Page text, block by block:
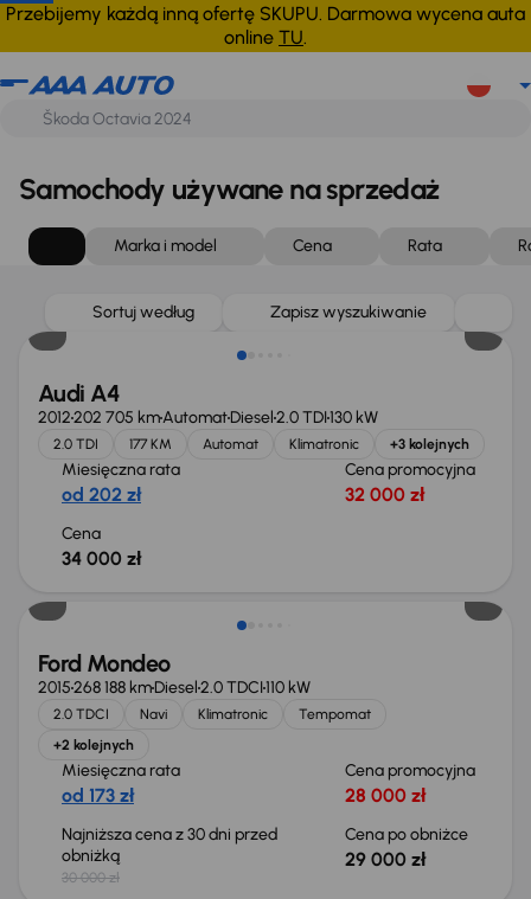
Przebijemy każdą inną ofertę SKUPU. Darmowa wycena auta
online TU.
Samochody używane na sprzedaż
Marka i model Cena Rata
Sortuj według Zapisz wyszukiwanie
Audi A4
2012202 705 kmAutomatDiesel2.0 TDI130 kW
2.0 TDI 177 KM Automat Klimatronic +3 kolejnych
Miesięczna rata
od 202 zł
Cena promocyjna
32 000 zł
Cena
34 000 zł
Ford Mondeo
2015268 188 kmDiesel2.0 TDCI110 kW
2.0 TDCI Navi Klimatronic
Tempomat
+2 kolejnych
Miesięczna rata
od 173 zł
Cena promocyjna
28 000 zł
Najniższa cena z 30 dni przed
obniżką
30 000 zł
Cena po obniżce
29 000 zł
Od nowego taniej o 36 775 zł